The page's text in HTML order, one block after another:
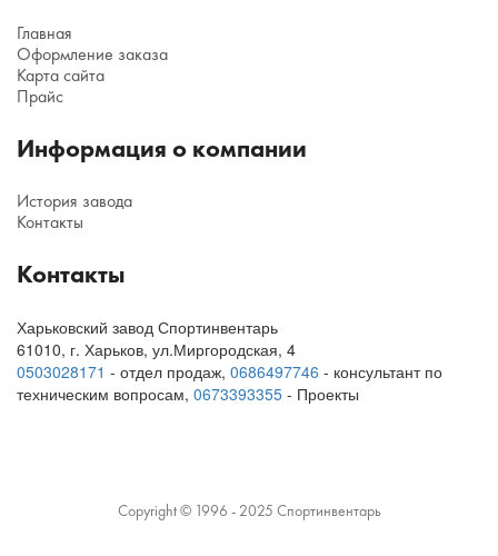
Главная
Оформление заказа
Карта сайта
Прайс
Информация о компании
История завода
Контакты
Контакты
Харьковский завод Спортинвентарь
61010, г. Харьков, ул.Миргородская, 4
0503028171 - отдел продаж, 0686497746 - консультант по
техническим вопросам, 0673393355 - Проекты
Copyright © 1996 - 2025 Спортинвентарь